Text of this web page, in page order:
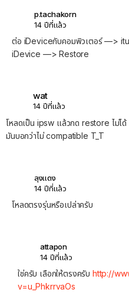
p.tachakorn
14 ปีที่แล้ว
ต่อ iDeviceกับคอมพิวเตอร์ —>
iDevice —> Restore
wat
14 ปีที่แล้ว
โหลดเป็น ipsw แล้วกด restore ไม่ได้
มันบอกว่าไม่ compatible T_T
ลุงแดง
14 ปีที่แล้ว
โหลดตรงรุ่นหรือเปล่าครับ
attapon
14 ปีที่แล้ว
ใช่ครับ เลือกให้ตรงครับ http://
v=u_PhkrrvaOs